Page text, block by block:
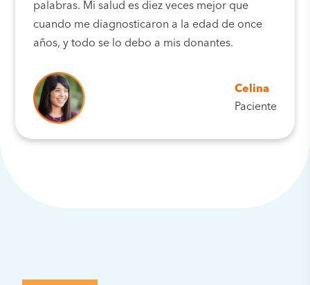
palabras. Mi salud es diez veces mejor que
cuando me diagnosticaron a la edad de once
años, y todo se lo debo a mis donantes.
Celina
Paciente